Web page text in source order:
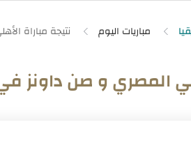
مباريات اليوم
المصري و صن داونز